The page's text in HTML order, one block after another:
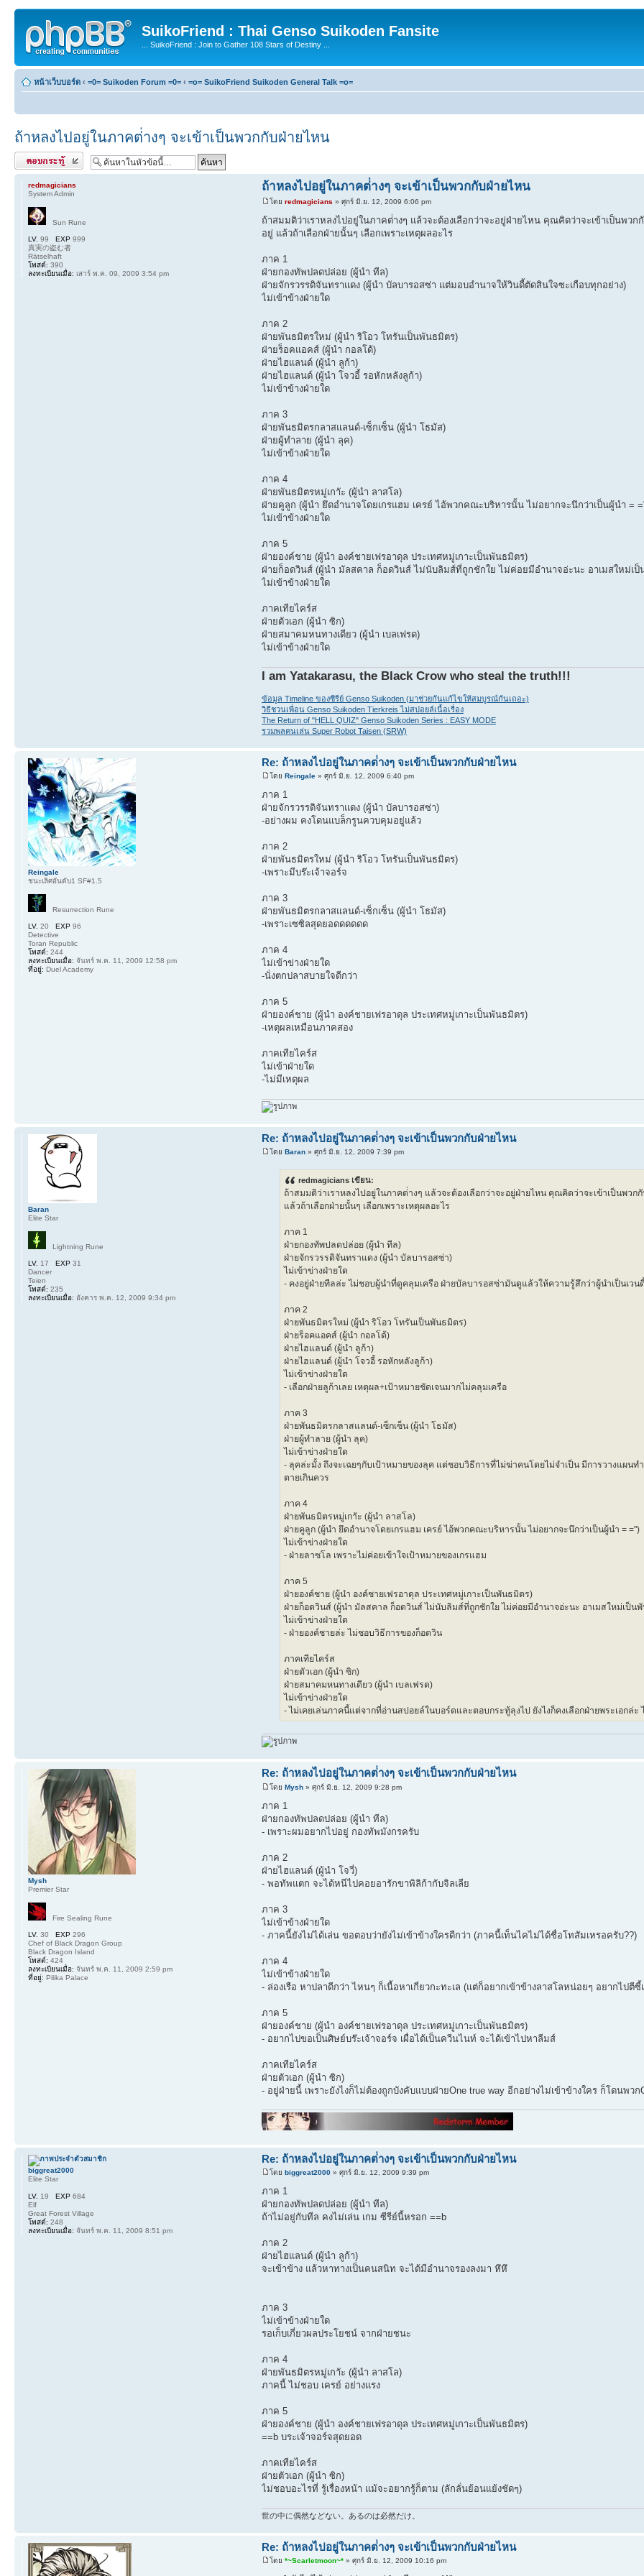
SuikoFriend : Thai Genso Suikoden Fansite
... SuikoFriend : Join to Gather 108 Stars of Destiny ...
หน้าเว็บบอร์ด ‹ =0= Suikoden Forum =0= ‹ =o= SuikoFriend Suikoden General Talk =o=
ถ้าหลงไปอยู่ในภาคต่่างๆ จะเข้าเป็นพวกกับฝ่ายไหน
ตอบกระทู้
ถ้าหลงไปอยู่ในภาคต่่างๆ จะเข้าเป็นพวกกับฝ่ายไหน
โดย redmagicians » ศุกร์ มิ.ย. 12, 2009 6:06 pm
ถ้าสมมติว่าเราหลงไปอยู่ในภาคต่่างๆ แล้วจะต้องเลือกว่าจะอยู่ฝ่ายไหน คุณคิดว่าจะเข้าเป็นพว
อยู่ แล้วถ้าเลือกฝ่ายนั้นๆ เลือกเพราะเหตุผลอะไร
ภาค 1
ฝ่ายกองทัพปลดปล่อย (ผู้นำ ทีล)
ฝ่ายจักรวรรดิจันทราแดง (ผู้นำ บัลบารอสซ่า แต่มอบอำนาจให้วินดี้ตัดสินใจซะเกือบทุกอย่าง)
ไม่เข้าข้างฝ่ายใด
ภาค 2
ฝ่ายพันธมิตรใหม่ (ผู้นำ ริโอว โทรันเป็นพันธมิตร)
ฝ่ายร็อคแอคส์ (ผู้นำ กอลโด้)
ฝ่ายไฮแลนด์ (ผู้นำ ลูก้า)
ฝ่ายไฮแลนด์ (ผู้นำ โจวอี้ รอหักหลังลูก้า)
ไม่เข้าข้างฝ่ายใด
ภาค 3
ฝ่ายพันธมิตรกลาสแลนด์-เซ็กเซ็น (ผู้นำ โธมัส)
ฝ่ายผู้ทำลาย (ผู้นำ ลุค)
ไม่เข้าข้างฝ่ายใด
ภาค 4
ฝ่ายพันธมิตรหมู่เกาัะ (ผู้นำ ลาสโล)
ฝ่ายคูลูก (ผู้นำ ยึดอำนาจโดยเกรแฮม เครย์ ไอ้พวกคณะบริหารนั้น ไม่อยากจะนึกว่าเป็นผู้นำ =
ไม่เข้าข้างฝ่ายใด
ภาค 5
ฝ่ายองค์ชาย (ผู้นำ องค์ชายเฟรอาดุล ประเทศหมู่เกาะเป็นพันธมิตร)
ฝ่ายก็อดวินส์ (ผู้นำ มัลสคาล ก็อดวินส์ ไม่นับลิมส์ที่ถูกชักใย ไม่ค่อยมีอำนาจอ่ะนะ อาเมสใหม่เ
ไม่เข้าข้างฝ่ายใด
ภาคเทียไคร์ส
ฝ่ายตัวเอก (ผู้นำ ซิก)
ฝ่ายสมาคมหนทางเดียว (ผู้นำ เบลเฟรด)
ไม่เข้าข้างฝ่ายใด
I am Yatakarasu, the Black Crow who steal the truth!!!
ข้อมูล Timeline ของซีรีย์ Genso Suikoden (มาช่วยกันแก้ไขให้สมบูรณ์กันเถอะ)
วิธีชวนเพื่อน Genso Suikoden Tierkreis ไม่สปอยล์เนื้อเรื่อง
The Return of "HELL QUIZ" Genso Suikoden Series : EASY MODE
รวมพลคนเล่น Super Robot Taisen (SRW)
redmagicians
System Admin
Sun Rune
LV. 99 EXP 999
真実の盗む者
Rätselhaft
โพสต์: 390
ลงทะเบียนเมื่อ: เสาร์ พ.ค. 09, 2009 3:54 pm
Re: ถ้าหลงไปอยู่ในภาคต่่างๆ จะเข้าเป็นพวกกับฝ่ายไหน
โดย Reingale» ศุกร์ มิ.ย. 12, 2009 6:40 pm
ภาค 1
ฝ่ายจักรวรรดิจันทราแดง (ผู้นำ บัลบารอสซ่า)
-อย่างผม คงโดนแบล็กรูนควบคุมอยู่แล้ว
ภาค 2
ฝ่ายพันธมิตรใหม่ (ผู้นำ ริโอว โทรันเป็นพันธมิตร)
-เพราะมีบร๊ะเจ้าจอร์จ
ภาค 3
ฝ่ายพันธมิตรกลาสแลนด์-เซ็กเซ็น (ผู้นำ โธมัส)
-เพราะเซซิลสุดยอดดดดดด
ภาค 4
ไม่เข้าข่างฝ่ายใด
-นั่งตกปลาสบายใจดีกว่า
ภาค 5
ฝ่ายองค์ชาย (ผู้นำ องค์ชายเฟรอาดุล ประเทศหมู่เกาะเป็นพันธมิตร)
-เหตุผลเหมือนภาคสอง
ภาคเทียไคร์ส
ไม่เข้าฝ่ายใด
-ไม่มีเหตุผล
Reingale
ชนะเลิศอันดับ1 SF#1.5
Resurrection Rune
LV. 20 EXP 96
Detective
Toran Republic
โพสต์: 244
ลงทะเบียนเมื่อ: จันทร์ พ.ค. 11, 2009 12:58 pm
ที่อยู่: Duel Academy
Re: ถ้าหลงไปอยู่ในภาคต่่างๆ จะเข้าเป็นพวกกับฝ่ายไหน
โดย Baran» ศุกร์ มิ.ย. 12, 2009 7:39 pm
redmagicians เขียน:
ถ้าสมมติว่าเราหลงไปอยู่ในภาคต่่างๆ แล้วจะต้องเลือกว่าจะอยู่ฝ่ายไหน คุณคิดว่าจะเข้าเป็นพว
แล้วถ้าเลือกฝ่ายนั้นๆ เลือกเพราะเหตุผลอะไร
ภาค 1
ฝ่ายกองทัพปลดปล่อย (ผู้นำ ทีล)
ฝ่ายจักรวรรดิจันทราแดง (ผู้นำ บัลบารอสซ่า)
ไม่เข้าข่างฝ่ายใด
- คงอยู่ฝ่ายทีลล่ะ ไม่ชอบผู้นำที่ดูคลุมเครือ ฝ่ายบัลบารอสซ่ามันดูแล้วให้ความรู้สึกว่าผู้นำเป็นเวน
ภาค 2
ฝ่ายพันธมิตรใหม่ (ผู้นำ ริโอว โทรันเป็นพันธมิตร)
ฝ่ายร็อคแอคส์ (ผู้นำ กอลโด้)
ฝ่ายไฮแลนด์ (ผู้นำ ลูก้า)
ฝ่ายไฮแลนด์ (ผู้นำ โจวอี้ รอหักหลังลูก้า)
ไม่เข้าข่างฝ่ายใด
- เลือกฝ่ายลูก้าเลย เหตุผล+เป้าหมายชัดเจนมากไม่คลุมเครือ
ภาค 3
ฝ่ายพันธมิตรกลาสแลนด์-เซ็กเซ็น (ผู้นำ โธมัส)
ฝ่ายผู้ทำลาย (ผู้นำ ลุค)
ไม่เข้าข่างฝ่ายใด
- ลุคล่ะมั้ง ถึงจะเฉยๆกับเป้าหมายของลุค แต่ชอบวิธีการที่ไม่ฆ่าคนโดยไม่จำเป็น มีการวางแผ
ตายเกินควร
ภาค 4
ฝ่ายพันธมิตรหมู่เกาัะ (ผู้นำ ลาสโล)
ฝ่ายคูลูก (ผู้นำ ยึดอำนาจโดยเกรแฮม เครย์ ไอ้พวกคณะบริหารนั้น ไม่อยากจะนึกว่าเป็นผู้นำ = =")
ไม่เข้าข่างฝ่ายใด
- ฝ่ายลาซโล เพราะไม่ค่อยเข้าใจเป้าหมายของเกรแฮม
ภาค 5
ฝ่ายองค์ชาย (ผู้นำ องค์ชายเฟรอาดุล ประเทศหมู่เกาะเป็นพันธมิตร)
ฝ่ายก็อดวินส์ (ผู้นำ มัลสคาล ก็อดวินส์ ไม่นับลิมส์ที่ถูกชักใย ไม่ค่อยมีอำนาจอ่ะนะ อาเมสใหม่เป็น
ไม่เข้าข่างฝ่ายใด
- ฝ่ายองค์ชายล่ะ ไม่ชอบวิธีการของก็อดวิน
ภาคเทียไคร์ส
ฝ่ายตัวเอก (ผู้นำ ซิก)
ฝ่ายสมาคมหนทางเดียว (ผู้นำ เบลเฟรด)
ไม่เข้าข่างฝ่ายใด
- ไม่เคยเล่นภาคนี้แต่จากที่อ่านสปอยล์ในบอร์ดและตอบกระทู้ลุงไป ยังไงก็คงเลือกฝ่ายพระเอกล่
Baran
Elite Star
Lightning Rune
LV. 17 EXP 31
Dancer
Teien
โพสต์: 235
ลงทะเบียนเมื่อ: อังคาร พ.ค. 12, 2009 9:34 pm
Re: ถ้าหลงไปอยู่ในภาคต่่างๆ จะเข้าเป็นพวกกับฝ่ายไหน
โดย Mysh» ศุกร์ มิ.ย. 12, 2009 9:28 pm
ภาค 1
ฝ่ายกองทัพปลดปล่อย (ผู้นำ ทีล)
- เพราะผมอยากไปอยู่ กองทัพมังกรครับ
ภาค 2
ฝ่ายไฮแลนด์ (ผู้นำ โจวี่)
- พอทัพแตก จะได้หนีไปคอยอารักขาพิลิก้ากับจิลเลีย
ภาค 3
ไม่เข้าข้างฝ่ายใด
- ภาคนี้ยังไม่ได้เล่น ขอตอบว่ายังไม่เข้าข้างใครดีกว่า (ภาคนี้เท็นไคไม่ได้ชื่อโทสัมเหรอครับ??)
ภาค 4
ไม่เข้าข้างฝ่ายใด
- ล่องเรือ หาปลาดีกว่า ไหนๆ ก็เนื้อหาเกี่ยวกะทะเล (แต่ก็อยากเข้าข้างลาสโลหน่อยๆ อยากไปตีซี้
ภาค 5
ฝ่ายองค์ชาย (ผู้นำ องค์ชายเฟรอาดุล ประเทศหมู่เกาะเป็นพันธมิตร)
- อยากไปขอเป็นศิษย์บร๊ะเจ้าจอร์จ เผื่อได้เป็นควีนไนท์ จะได้เข้าไปหาลีมส์
ภาคเทียไคร์ส
ฝ่ายตัวเอก (ผู้นำ ซิก)
- อยู่ฝ่ายนี้ เพราะยังไงก็ไม่ต้องถูกบังคับแบบฝ่ายOne true way อีกอย่างไม่เข้าข้างใคร ก็โดนพ
Mysh
Premier Star
Fire Sealing Rune
LV. 30 EXP 296
Chef of Black Dragon Group
Black Dragon Island
โพสต์: 424
ลงทะเบียนเมื่อ: จันทร์ พ.ค. 11, 2009 2:59 pm
ที่อยู่: Pilika Palace
Re: ถ้าหลงไปอยู่ในภาคต่่างๆ จะเข้าเป็นพวกกับฝ่ายไหน
โดย biggreat2000» ศุกร์ มิ.ย. 12, 2009 9:39 pm
ภาค 1
ฝ่ายกองทัพปลดปล่อย (ผู้นำ ทีล)
ถ้าไม่อยู่กับทีล คงไม่เล่น เกม ซีรีย์นี้หรอก ==b
ภาค 2
ฝ่ายไฮแลนด์ (ผู้นำ ลูก้า)
จะเข้าข้าง แล้วหาทางเป็นคนสนิท จะได้มีอำนาจรองลงมา หึหึ
ภาค 3
ไม่เข้าข้างฝ่ายใด
รอเก็บเกี่ยวผลประโยชน์ จากฝ่ายชนะ
ภาค 4
ฝ่ายพันธมิตรหมู่เกาัะ (ผู้นำ ลาสโล)
ภาคนี้ ไม่ชอบ เครย์ อย่างแรง
ภาค 5
ฝ่ายองค์ชาย (ผู้นำ องค์ชายเฟรอาดุล ประเทศหมู่เกาะเป็นพันธมิตร)
==b บระเจ้าจอร์จสุดยอด
ภาคเทียไคร์ส
ฝ่ายตัวเอก (ผู้นำ ซิก)
ไม่ชอบอะไรที่ รู้เรื่องหน้า แม้จะอยากรู้ก็ตาม (ลักลั่นย้อนแย้งชัดๆ)
世の中に偶然などない。あるのは必然だけ。
biggreat2000
Elite Star
LV. 19 EXP 684
Elf
Great Forest Village
โพสต์: 248
ลงทะเบียนเมื่อ: จันทร์ พ.ค. 11, 2009 8:51 pm
Re: ถ้าหลงไปอยู่ในภาคต่่างๆ จะเข้าเป็นพวกกับฝ่ายไหน
โดย *~Scarletmoon~*» ศุกร์ มิ.ย. 12, 2009 10:16 pm